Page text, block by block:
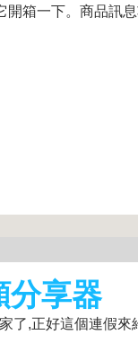
箱一下。商品訊
分享器
了,正好這個連假來